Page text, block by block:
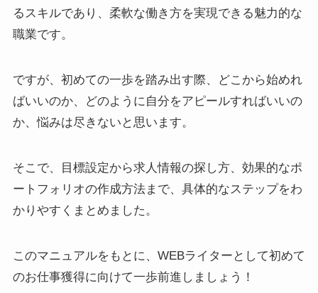
るスキルであり、柔軟な働き方を実現できる魅力的な
職業です。
ですが、初めての一歩を踏み出す際、どこから始めれ
ばいいのか、どのように自分をアピールすればいいの
か、悩みは尽きないと思います。
そこで、目標設定から求人情報の探し方、効果的なポ
ートフォリオの作成方法まで、具体的なステップをわ
かりやすくまとめました。
このマニュアルをもとに、WEBライターとして初めて
のお仕事獲得に向けて一歩前進しましょう！